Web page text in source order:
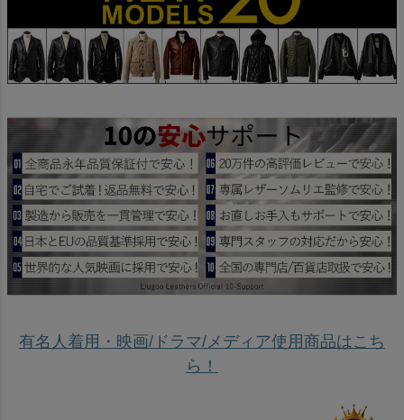
有名人着用・映画/ドラマ/メディア使用商品はこち
ら！